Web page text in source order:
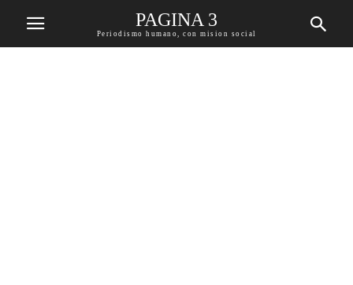
PAGINA 3
Periodismo humano, con mision social